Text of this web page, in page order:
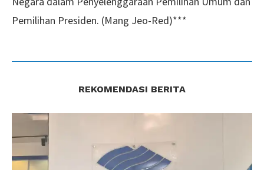
Pemilihan Presiden. (Mang Jeo-Red)***
REKOMENDASI BERITA